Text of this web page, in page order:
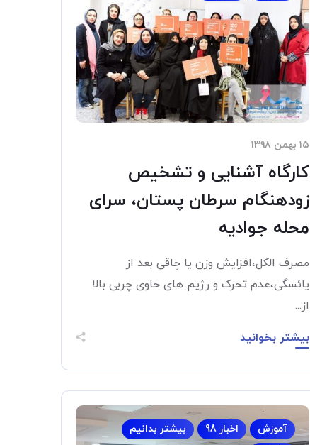
۱۵ بهمن ۱۳۹۸
کارگاه آشنایی و تشخیص
زودهنگام سرطان پستان، سرای
محله جوادیه
مصرف الکل،افزایش وزن یا چاقی بعد از
یائسگی،عدم تحرک و رژیم های حاوی چربی بالا
از...
بیشتر بخوانید
آموزش اخبار 98
بیشتر بدانیم